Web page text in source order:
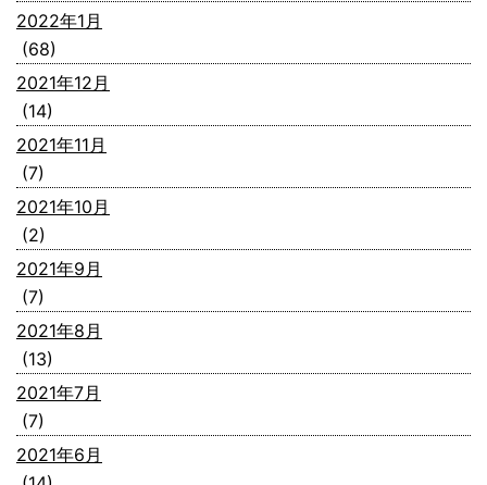
2022年1月
(68)
2021年12月
(14)
2021年11月
(7)
2021年10月
(2)
2021年9月
(7)
2021年8月
(13)
2021年7月
(7)
2021年6月